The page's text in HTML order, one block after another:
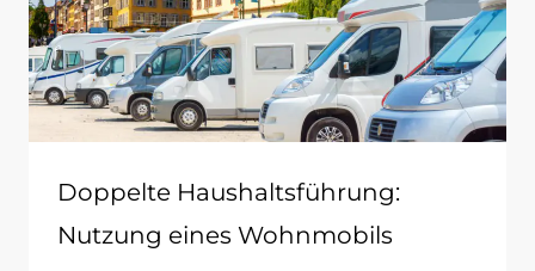
Doppelte Haushaltsführung:
Nutzung eines Wohnmobils